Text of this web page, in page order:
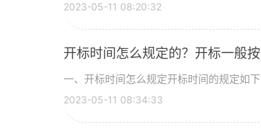
2023-05-11 08:20:32
开标时间怎么规定的？开标一般
一、开标时间怎么规定开标时间的规定如
2023-05-11 08:34:33